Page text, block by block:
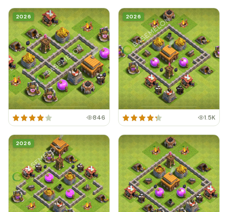
2026
846
2026
1.5K
2026